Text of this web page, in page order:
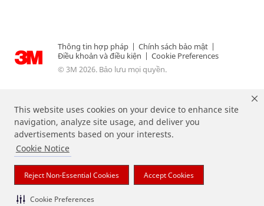
This website uses cookies on your device to enhance site
navigation, analyze site usage, and deliver you
advertisements based on your interests.
Cookie Notice
Reject Non-Essential Cookies Accept Cookies
Cookie Preferences
Thông tin hợp pháp | Chính sách bảo mật |
Điều khoản và điều kiện | Cookie Preferences
© 3M 2026. Bảo lưu mọi quyền.
Các nhãn hiệu được liệt kê ở trên là các thương hiệu của 3M.